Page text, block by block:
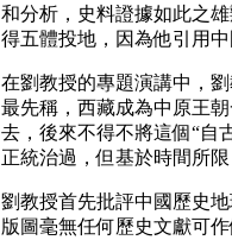
和分析，史料證據如此之
得五體投地，因為他引用
在劉教授的專題演講中，
最先稱，西藏成為中原王
去，後來不得不將這個“自
正統治過，但基於時間所
劉教授首先批評中國歷史
版圖毫無任何歷史文獻可